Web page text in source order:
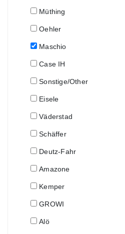
Müthing
Oehler
Maschio
Case IH
Sonstige/Other
Eisele
Väderstad
Schäffer
Deutz-Fahr
Amazone
Kemper
GROWI
Alö